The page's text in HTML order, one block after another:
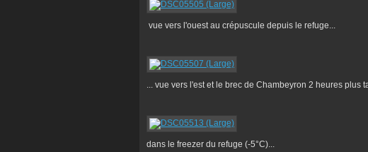
vue vers l'ouest au crépuscule depuis le refuge...
... vue vers l'est et le brec de Chambeyron 2 heures plus
dans le freezer du refuge (-5°C)...